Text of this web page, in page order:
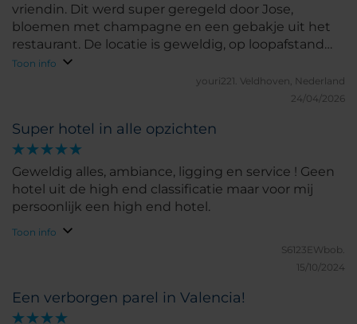
vriendin. Dit werd super geregeld door Jose,
bloemen met champagne en een gebakje uit het
restaurant. De locatie is geweldig, op loopafstand
van alle leuke restaurantjes. Kamer was goed
schoon en zeer comfortabel, badkamer uitstekend
Toon info
youri221. Veldhoven, Nederland
24/04/2026
Super hotel in alle opzichten
Geweldig alles, ambiance, ligging en service ! Geen
hotel uit de high end classificatie maar voor mij
persoonlijk een high end hotel.
Toon info
S6123EWbob.
15/10/2024
Een verborgen parel in Valencia!